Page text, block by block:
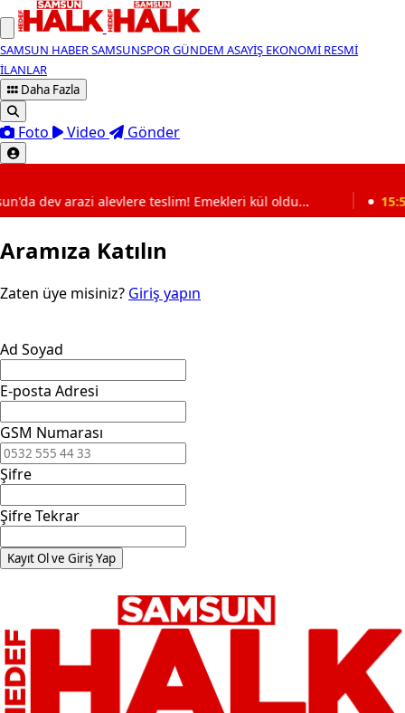
SAMSUN HABERSAMSUNSPORGÜNDEM ASAYİŞ EKONOMİ RESMİ
İLANLAR
Daha Fazla
Foto Video Gönder
dev arazi alevlere teslim! Emekleri kül oldu... 15:56
Aramıza Katılın
Zaten üye misiniz? Giriş yapın
Ad Soyad
E-posta Adresi
GSM Numarası
Şifre
Şifre Tekrar
Kayıt Ol ve Giriş Yap